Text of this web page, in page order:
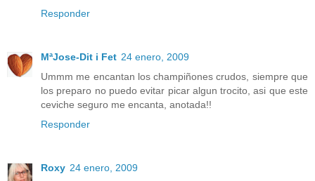
Responder
MªJose-Dit i Fet 24 enero, 2009
Ummm me encantan los champiñones crudos, siempre que
los preparo no puedo evitar picar algun trocito, asi que este
ceviche seguro me encanta, anotada!!
Responder
Roxy 24 enero, 2009